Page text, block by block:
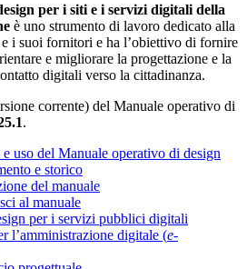
per i siti e i servizi digitali della
è uno strumento di lavoro dedicato alla
i suoi fornitori e ha l’obiettivo di fornire
e migliorare la progettazione e la
digitali verso la cittadinanza.
corrente) del Manuale operativo di
.
uso del Manuale operativo di design
e storico
del manuale
al manuale
per i servizi pubblici digitali
l’amministrazione digitale (e-